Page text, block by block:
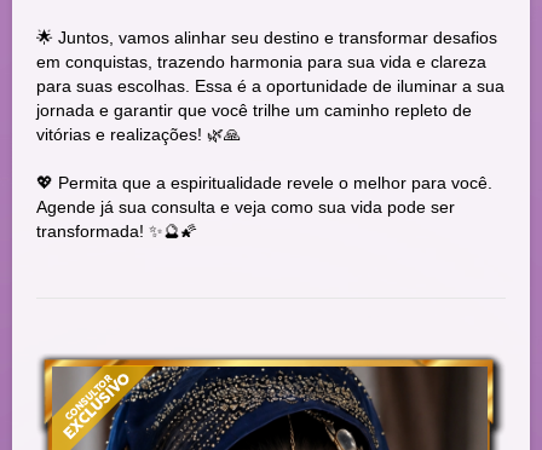
🌟 Juntos, vamos alinhar seu destino e transformar desafios
em conquistas, trazendo harmonia para sua vida e clareza
para suas escolhas. Essa é a oportunidade de iluminar a sua
jornada e garantir que você trilhe um caminho repleto de
vitórias e realizações! 🌿🙏
💖 Permita que a espiritualidade revele o melhor para você.
Agende já sua consulta e veja como sua vida pode ser
transformada! ✨🔮🌠